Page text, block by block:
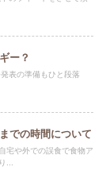
ー？
表の準備もひと段落
での時間について
宅や外での誤食で食物ア
...